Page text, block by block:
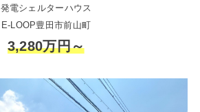
発電シェルターハウス
E-LOOP豊田市前山町
3,280万円～